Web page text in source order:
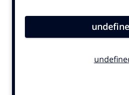
Carriere